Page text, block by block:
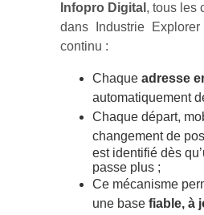
Infopro Digital , tous les
dans Industrie
continu :
Chaque adresse
automatiquement
Chaque départ,
changement de
est identifié dès
passe plus ;
Ce mécanisme
une base fiable, à